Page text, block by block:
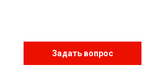
Задать вопрос